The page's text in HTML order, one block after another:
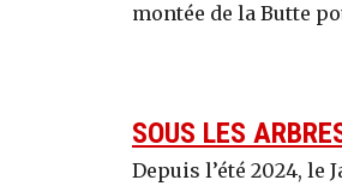
montée de la Butte
SOUS LES
Depuis l’été 2024, le